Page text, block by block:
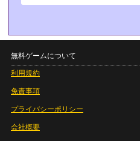
無料ゲームについて
利用規約
免責事項
プライバシーポリシー
会社概要